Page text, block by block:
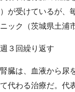
が受けているが、
ック（茨城県土浦
３回繰り返す
臓は、血液から尿
代わる治療だ。代